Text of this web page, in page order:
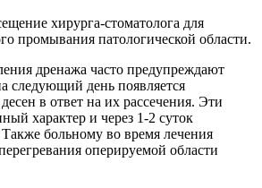
хирурга-стоматолога для
промывания патологической области.
дренажа часто предупреждают
следующий день появляется
в ответ на их рассечения. Эти
характер и через 1-2 суток
больному во время лечения
оперируемой области